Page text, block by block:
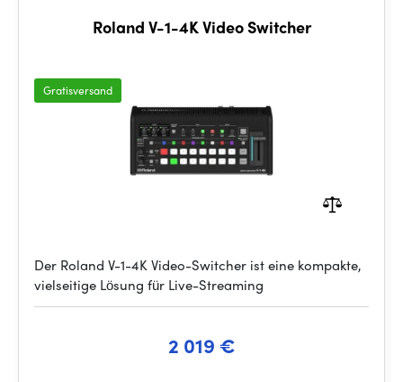
Roland V-1-4K Video Switcher
Gratisversand
Der Roland V-1-4K Video-Switcher ist eine kompakte,
vielseitige Lösung für Live-Streaming
2 019 €